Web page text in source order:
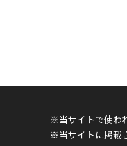
※当サイトで使わ
※当サイトに掲載